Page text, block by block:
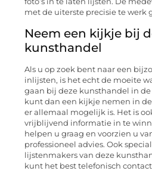
met de uiterste precisie te werk
Neem een kijkje bij
kunsthandel
Als u op zoek bent naar een
inlijsten, is het echt de moeite
gaan bij deze kunsthandel in
kunt dan een kijkje nemen in
er allemaal mogelijk is. Het is
vrijblijvend informatie in te
helpen u graag en voorzien u
professioneel advies. Ook
lijstenmakers van deze
kunt het best telefonisch